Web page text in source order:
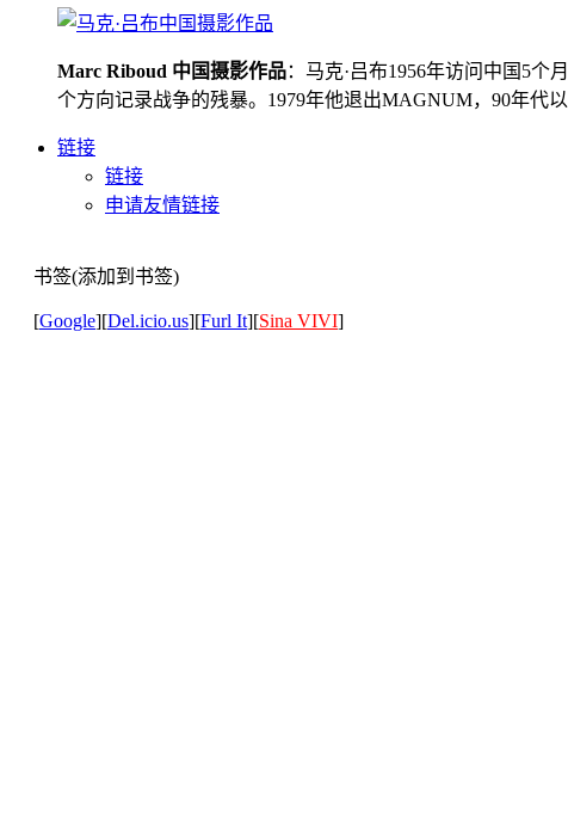
Marc Riboud 中国摄影作品：马克·吕布1956年访问中国5
个方向记录战争的残暴。1979年他退出MAGNUM，90年代
链接
链接
申请友情链接
书签(添加到书签)
[Google][Del.icio.us][Furl It][Sina VIVI]